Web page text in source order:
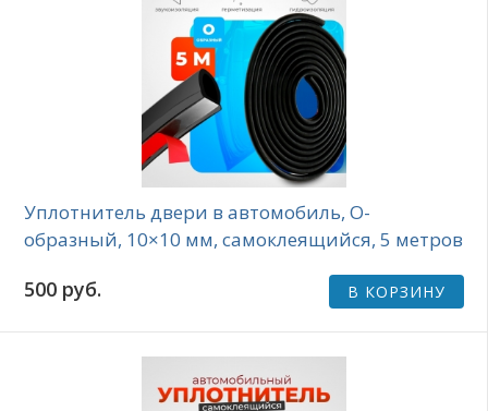
Уплотнитель двери в автомобиль, О-
образный, 10×10 мм, самоклеящийся, 5 метров
500 руб. В КОРЗИНУ